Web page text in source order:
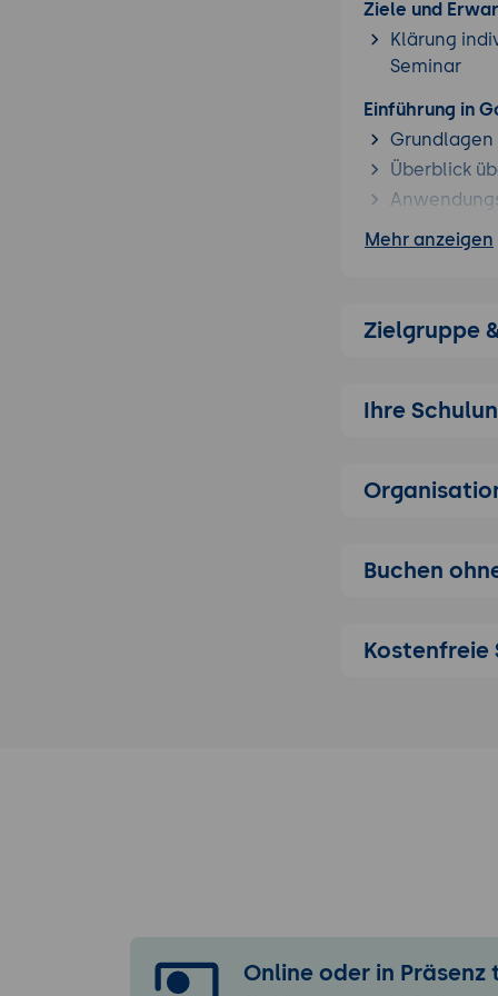
Ziele und
Klärung
Seminar
Einführung in
Grundlagen
Überblick
Prompt
Konsistente
Text-zu-
Produktions-
Grenzen
Mehr anzeigen
Zielgruppe
Ihre
Buchen
Kostenfreie
Online oder in Präsenz